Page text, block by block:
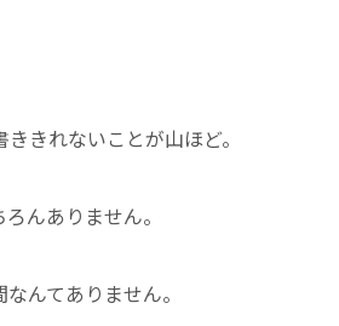
きれないことが山ほど。
んありません。
んてありません。